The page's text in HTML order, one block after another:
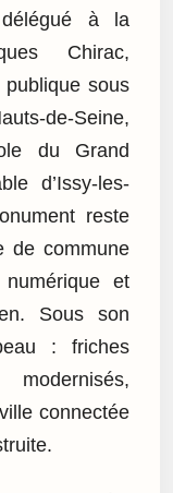
à la
Chirac,
sous
de-Seine,
du Grand
d’Issy-les-
reste
de commune
et
Sous son
: friches
connectée